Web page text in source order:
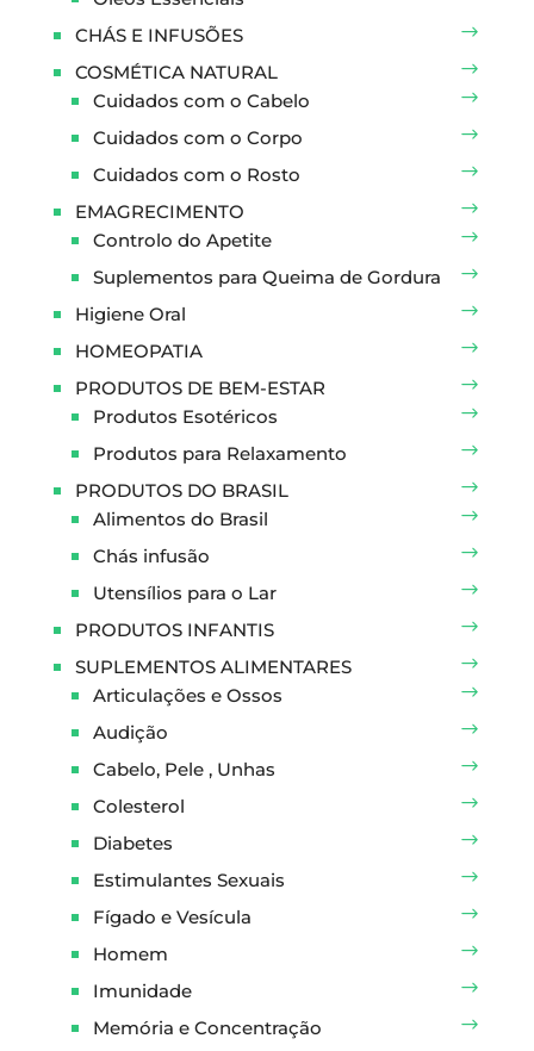
CHÁS E INFUSÕES
COSMÉTICA NATURAL
Cuidados com o Cabelo
Cuidados com o Corpo
Cuidados com o Rosto
EMAGRECIMENTO
Controlo do Apetite
Suplementos para Queima de Gordura
Higiene Oral
HOMEOPATIA
PRODUTOS DE BEM-ESTAR
Produtos Esotéricos
Produtos para Relaxamento
PRODUTOS DO BRASIL
Alimentos do Brasil
Chás infusão
Utensílios para o Lar
PRODUTOS INFANTIS
SUPLEMENTOS ALIMENTARES
Articulações e Ossos
Audição
Cabelo, Pele , Unhas
Colesterol
Diabetes
Estimulantes Sexuais
Fígado e Vesícula
Homem
Imunidade
Memória e Concentração